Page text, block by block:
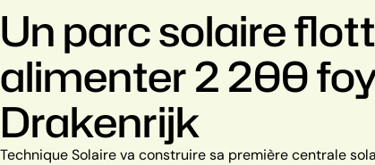
Un parc solaire
alimenter 2 200
Drakenrijk
Technique Solaire va construire sa première centrale